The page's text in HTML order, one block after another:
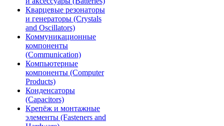
Кварцевые резонаторы
и генераторы (Crystals
and Oscillators)
Коммуникационные
компоненты
(Communication)
Компьютерные
компоненты (Computer
Products)
Конденсаторы
(Capacitors)
Крепёж и монтажные
элементы (Fasteners and